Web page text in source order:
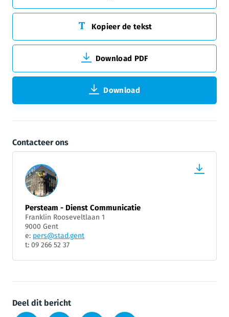
Kopieer de tekst
Download PDF
Download
Contacteer ons
Persteam - Dienst Communicatie
Franklin Rooseveltlaan 1
9000 Gent
e: pers@stad.gent
t: 09 266 52 37
Deel dit bericht